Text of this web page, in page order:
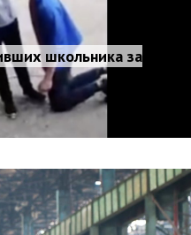
школьника за